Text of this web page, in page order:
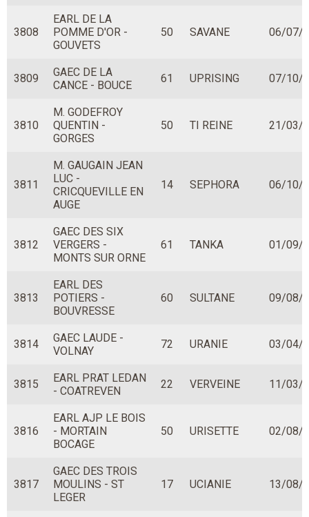
3808
EARL DE LA
POMME D'OR -
GOUVETS
50 SAVANE 06/07/
3809
GAEC DE LA
CANCE - BOUCE
61 UPRISING 07/10/
3810
M. GODEFROY
QUENTIN -
GORGES
50 TI REINE 21/03/
3811
M. GAUGAIN JEAN
LUC -
CRICQUEVILLE EN
AUGE
14 SEPHORA 06/10/
3812
GAEC DES SIX
VERGERS -
MONTS SUR ORNE
61 TANKA 01/09/
3813
EARL DES
POTIERS -
BOUVRESSE
60 SULTANE 09/08/
3814
GAEC LAUDE -
VOLNAY
72 URANIE 03/04/
3815
EARL PRAT LEDAN
- COATREVEN
22 VERVEINE 11/03/
3816
EARL AJP LE BOIS
- MORTAIN
BOCAGE
50 URISETTE 02/08/
3817
GAEC DES TROIS
MOULINS - ST
LEGER
17 UCIANIE 13/08/